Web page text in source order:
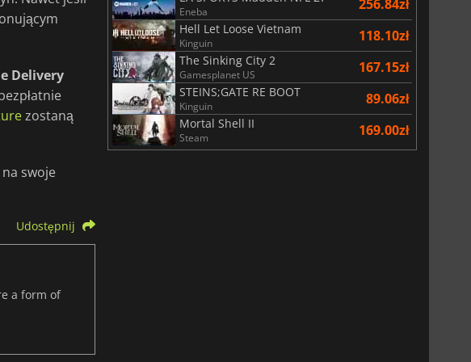
Delivery
zostaną
swoje
Udostępnij
a form of
Eneba 256.84zł
Hell Let Loose Vietnam
Kinguin 118.10zł
The Sinking City 2
Gamesplanet US 167.15zł
STEINS;GATE RE BOOT
Kinguin 89.06zł
Mortal Shell II
Steam 169.00zł